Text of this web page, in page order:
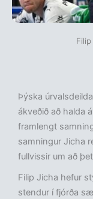
Þýska
ákveðið að halda
framlengt
samningur Jicha
fullvissir um að
Filip Jicha hefur
stendur í fjórða